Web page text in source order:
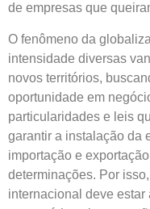
de empresas que
O fenômeno da
intensidade diversas
novos territórios,
oportunidade em
particularidades e leis
garantir a instalação da
importação e
determinações. Por
internacional deve estar